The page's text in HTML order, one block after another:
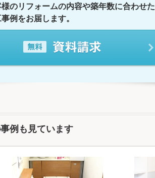
様のリフォームの内容や築年数に合わせた
例をお届します。
例も見ています